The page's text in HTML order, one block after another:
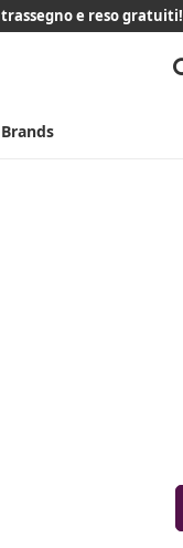
e reso gratuiti!
Brands